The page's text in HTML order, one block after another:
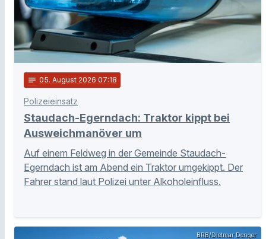
notes 05. August 2026 07:18
Polizeieinsatz
Staudach-Egerndach: Traktor kippt bei
Ausweichmanöver um
Auf einem Feldweg in der Gemeinde Staudach-
Egerndach ist am Abend ein Traktor umgekippt. Der
Fahrer stand laut Polizei unter Alkoholeinfluss.
BRB/Dietmar Denger